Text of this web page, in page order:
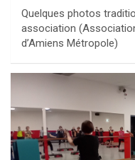
Quelques photos
association
d’Amiens Métropole)